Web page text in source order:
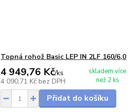
Topná rohož Basic LEP IN 2LF 160/6,0
4 949,76 Kč/ks
4 090,71 Kč bez DPH
skladem více
než 2 ks
Přidat do košíku